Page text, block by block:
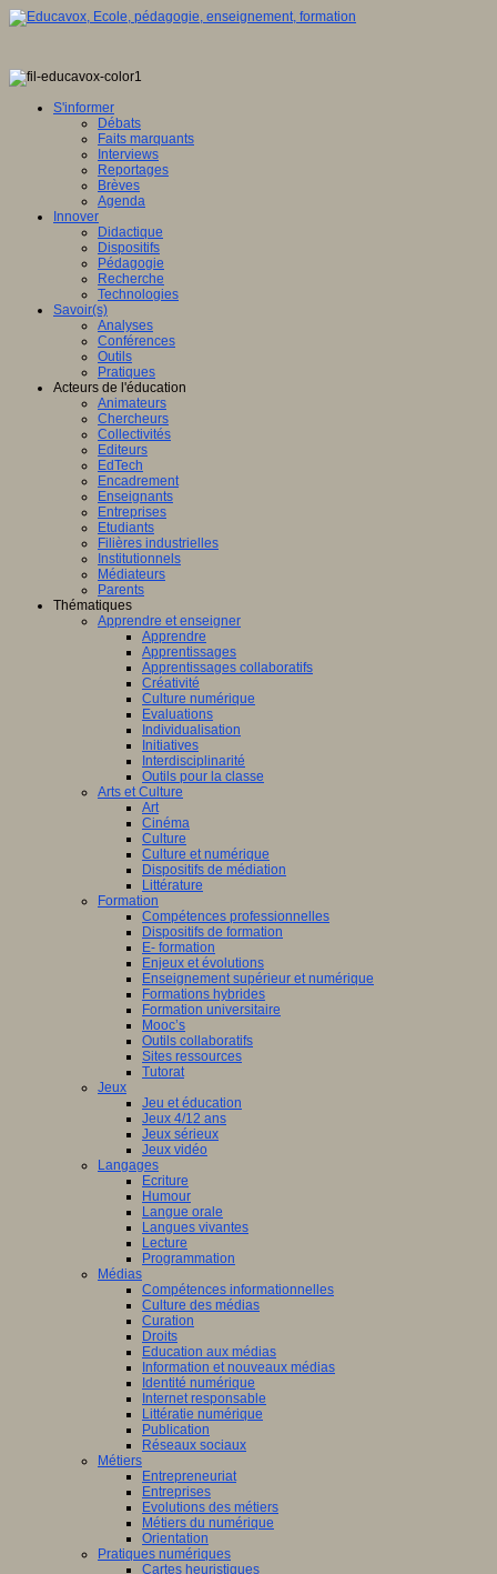
S'informer
Débats
Faits marquants
Interviews
Reportages
Brèves
Agenda
Innover
Didactique
Dispositifs
Pédagogie
Recherche
Technologies
Savoir(s)
Analyses
Conférences
Outils
Pratiques
Acteurs de l'éducation
Animateurs
Chercheurs
Collectivités
Editeurs
EdTech
Encadrement
Enseignants
Entreprises
Etudiants
Filières industrielles
Institutionnels
Médiateurs
Parents
Thématiques
Apprendre et enseigner
Apprendre
Apprentissages
Apprentissages collaboratifs
Créativité
Culture numérique
Evaluations
Individualisation
Initiatives
Interdisciplinarité
Outils pour la classe
Arts et Culture
Art
Cinéma
Culture
Culture et numérique
Dispositifs de médiation
Littérature
Formation
Compétences professionnelles
Dispositifs de formation
E- formation
Enjeux et évolutions
Enseignement supérieur et numérique
Formations hybrides
Formation universitaire
Mooc’s
Outils collaboratifs
Sites ressources
Tutorat
Jeux
Jeu et éducation
Jeux 4/12 ans
Jeux sérieux
Jeux vidéo
Langages
Ecriture
Humour
Langue orale
Langues vivantes
Lecture
Programmation
Médias
Compétences informationnelles
Culture des médias
Curation
Droits
Education aux médias
Information et nouveaux médias
Identité numérique
Internet responsable
Littératie numérique
Publication
Réseaux sociaux
Métiers
Entrepreneuriat
Entreprises
Evolutions des métiers
Métiers du numérique
Orientation
Pratiques numériques
Cartes heuristiques